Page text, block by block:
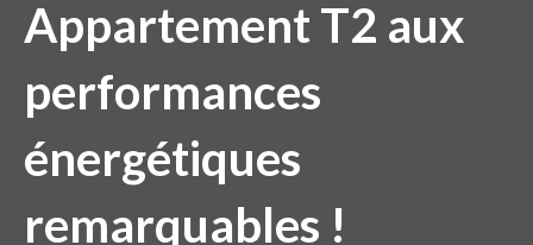
Appartement T2 aux
performances
énergétiques
remarquables !